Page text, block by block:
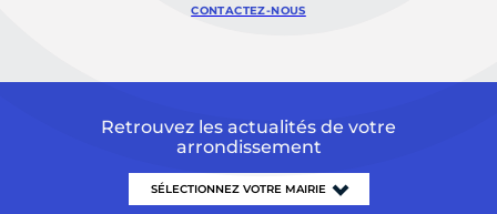
CONTACTEZ-NOUS
Retrouvez les actualités de votre
arrondissement